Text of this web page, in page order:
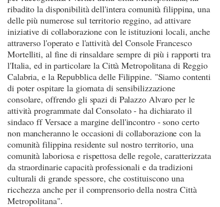
ribadito la disponibilità dell'intera comunità filippina, una
delle più numerose sul territorio reggino, ad attivare
iniziative di collaborazione con le istituzioni locali, anche
attraverso l'operato e l'attività del Console Francesco
Mortelliti, al fine di rinsaldare sempre di più i rapporti tra
l'Italia, ed in particolare la Città Metropolitana di Reggio
Calabria, e la Repubblica delle Filippine. "Siamo contenti
di poter ospitare la giornata di sensibilizzazione
consolare, offrendo gli spazi di Palazzo Alvaro per le
attività programmate dal Consolato - ha dichiarato il
sindaco ff Versace a margine dell'incontro - sono certo
non mancheranno le occasioni di collaborazione con la
comunità filippina residente sul nostro territorio, una
comunità laboriosa e rispettosa delle regole, caratterizzata
da straordinarie capacità professionali e da tradizioni
culturali di grande spessore, che costituiscono una
ricchezza anche per il comprensorio della nostra Città
Metropolitana".